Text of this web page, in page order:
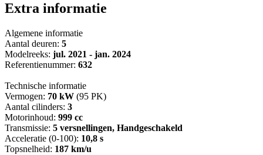
Extra informatie
Algemene informatie
Aantal deuren: 5
Modelreeks: jul. 2021 - jan. 2024
Referentienummer: 632
Technische informatie
Vermogen: 70 kW (95 PK)
Aantal cilinders: 3
Motorinhoud: 999 cc
Transmissie: 5 versnellingen, Handgeschakeld
Acceleratie (0-100): 10,8 s
Topsnelheid: 187 km/u